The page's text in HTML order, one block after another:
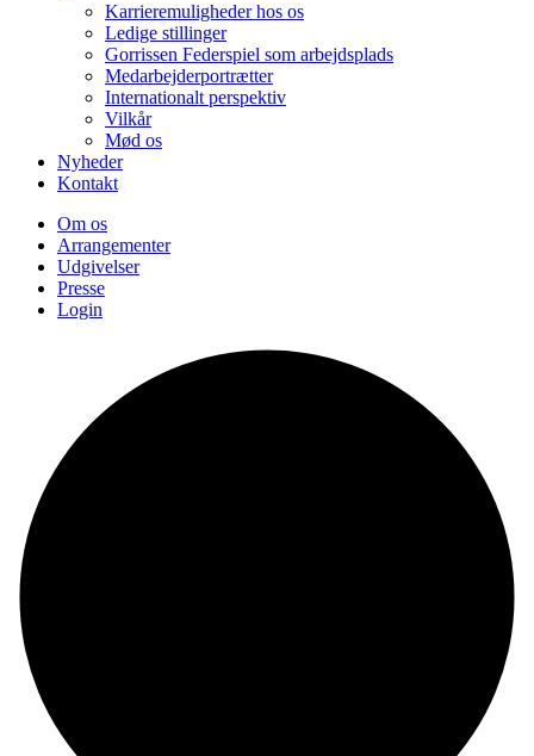
Karrieremuligheder hos os
Ledige stillinger
Gorrissen Federspiel som arbejdsplads
Medarbejderportrætter
Internationalt perspektiv
Vilkår
Mød os
Nyheder
Kontakt
Om os
Arrangementer
Udgivelser
Presse
Login